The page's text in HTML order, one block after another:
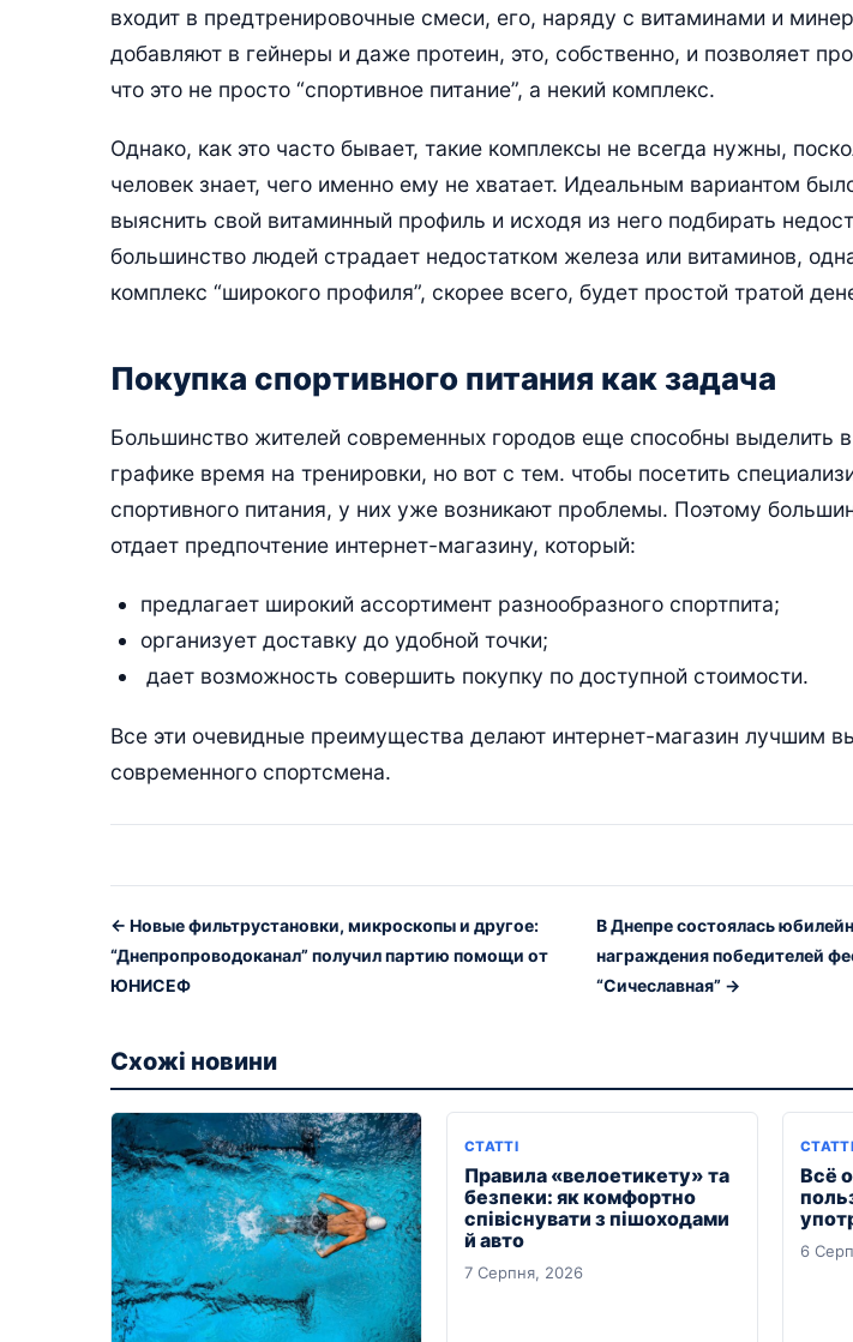
входит в предтренировочные смеси, его, наряду с витаминами и
добавляют в гейнеры и даже протеин, это, собственно, и позволяет
что это не просто “спортивное питание”, а некий комплекс.
Однако, как это часто бывает, такие комплексы не всегда нужны,
человек знает, чего именно ему не хватает. Идеальным вариантом
выяснить свой витаминный профиль и исходя из него подбирать
большинство людей страдает недостатком железа или витаминов,
комплекс “широкого профиля”, скорее всего, будет простой тратой
Покупка спортивного питания как задача
Большинство жителей современных городов еще способны выделить
графике время на тренировки, но вот с тем. чтобы посетить
спортивного питания, у них уже возникают проблемы. Поэтому
отдает предпочтение интернет-магазину, который:
предлагает широкий ассортимент разнообразного спортпита;
организует доставку до удобной точки;
дает возможность совершить покупку по доступной стоимости.
Все эти очевидные преимущества делают интернет-магазин лучшим
современного спортсмена.
← Новые фильтрустановки, микроскопы и другое:
“Днепропроводоканал” получил партию помощи от
ЮНИСЕФ
В Днепре состоялась
награждения победителей
“Сичеславная” →
Схожі новини
СТАТТІ
Правила «велоетикету» та
безпеки: як комфортно
співіснувати з пішоходами
й авто
7 Серпня, 2026
СТАТТІ
Всё
6